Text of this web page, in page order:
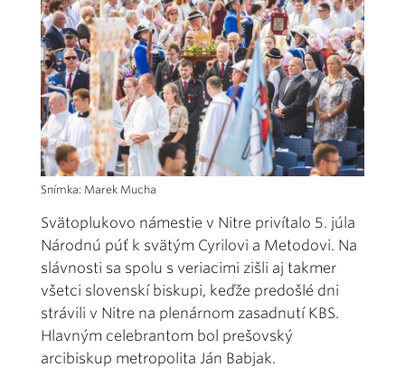
Snímka: Marek Mucha
Svätoplukovo námestie v Nitre privítalo 5. júla
Národnú púť k svätým Cyrilovi a Metodovi. Na
slávnosti sa spolu s veriacimi zišli aj takmer
všetci slovenskí biskupi, keďže predošlé dni
strávili v Nitre na plenárnom zasadnutí KBS.
Hlavným celebrantom bol prešovský
arcibiskup metropolita Ján Babjak.